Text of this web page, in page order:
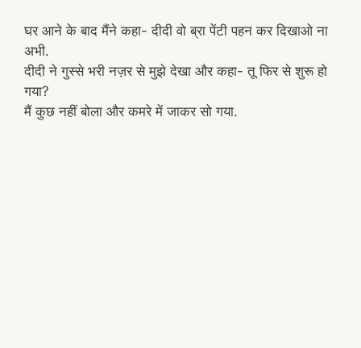
घर आने के बाद मैंने कहा- दीदी वो ब्रा पेंटी पहन कर दिखाओ ना
अभी.
दीदी ने गुस्से भरी नज़र से मुझे देखा और कहा- तू फिर से शुरू हो
गया?
मैं कुछ नहीं बोला और कमरे में जाकर सो गया.